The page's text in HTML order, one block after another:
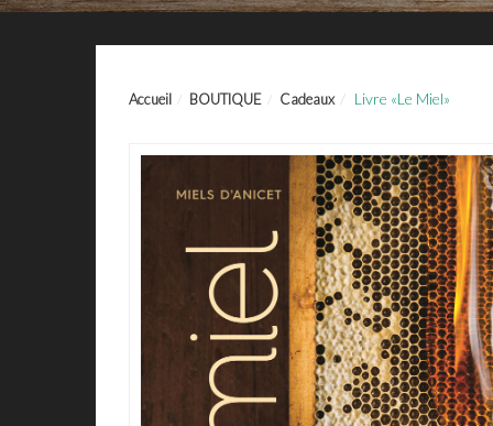
Accueil BOUTIQUE Cadeaux Livre «Le Miel»